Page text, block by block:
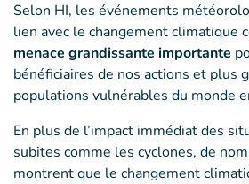
Selon HI, les événements
lien avec le changement climatique
menace grandissante importante
bénéficiaires de nos actions et plus
populations vulnérables du monde
En plus de l’impact immédiat des
subites comme les cyclones, de
montrent que le changement